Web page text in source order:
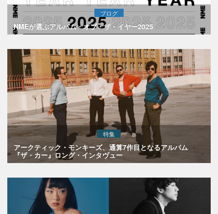
ブログ
NMEが選ぶアルバム・オブ・ザ・イヤー2025
特集
アークティック・モンキーズ、通算7作目となるアルバム
『ザ・カー』ロング・インタヴュー